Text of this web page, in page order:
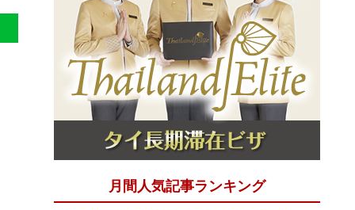
月間人気記事ランキング